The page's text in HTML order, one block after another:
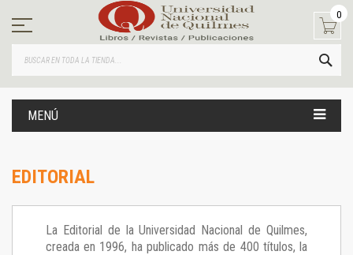
contenido
0
MENÚ
EDITORIAL
La Editorial de la Universidad Nacional de Quilmes,
creada en 1996, ha publicado más de 400 títulos, la